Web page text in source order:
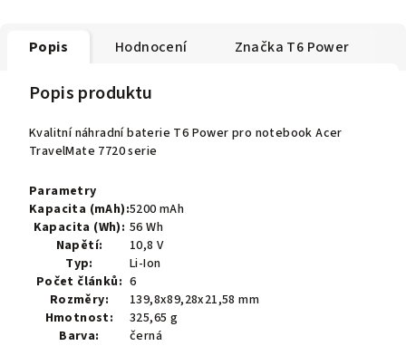
Popis Hodnocení Značka T6 Power
Popis produktu
Kvalitní náhradní baterie T6 Power pro notebook Acer
TravelMate 7720 serie
Parametry
Kapacita (mAh):5200 mAh
Kapacita (Wh): 56 Wh
Napětí:
10,8 V
Typ:
Li-Ion
Počet článků: 6
Rozměry:
139,8x89,28x21,58 mm
Hmotnost:
325,65 g
Barva:
černá